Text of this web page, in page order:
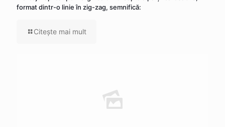
format dintr-o linie în zig-zag, semnifică:
Citeşte mai mult